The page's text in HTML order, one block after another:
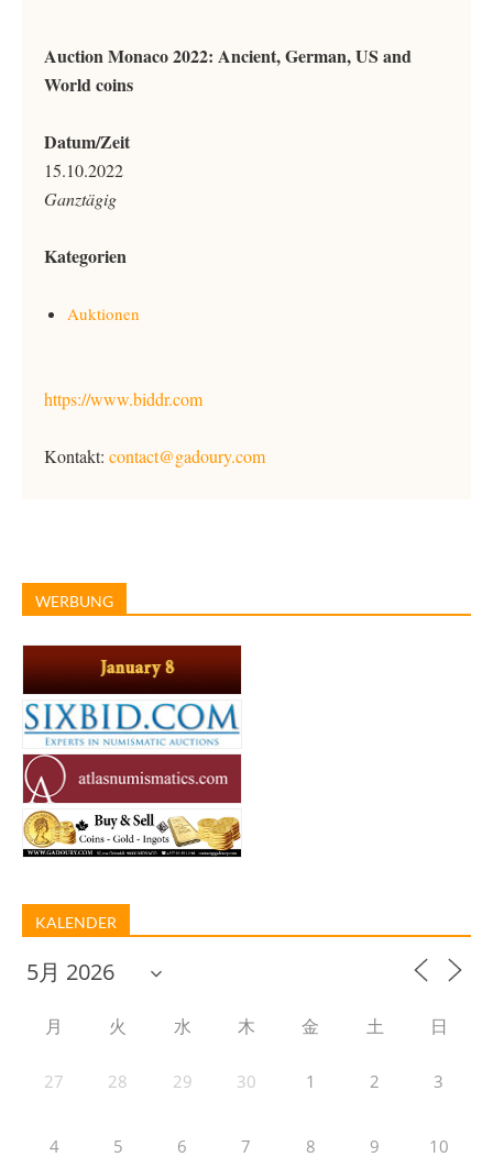
Auction Monaco 2022: Ancient, German, US and
World coins
Datum/Zeit
15.10.2022
Ganztägig
Kategorien
Auktionen
https://www.biddr.com
Kontakt: contact@gadoury.com
WERBUNG
KALENDER
月 火 水 木 金 土 日
27 28 29 30 1 2 3
4 5 6 7 8 9 10